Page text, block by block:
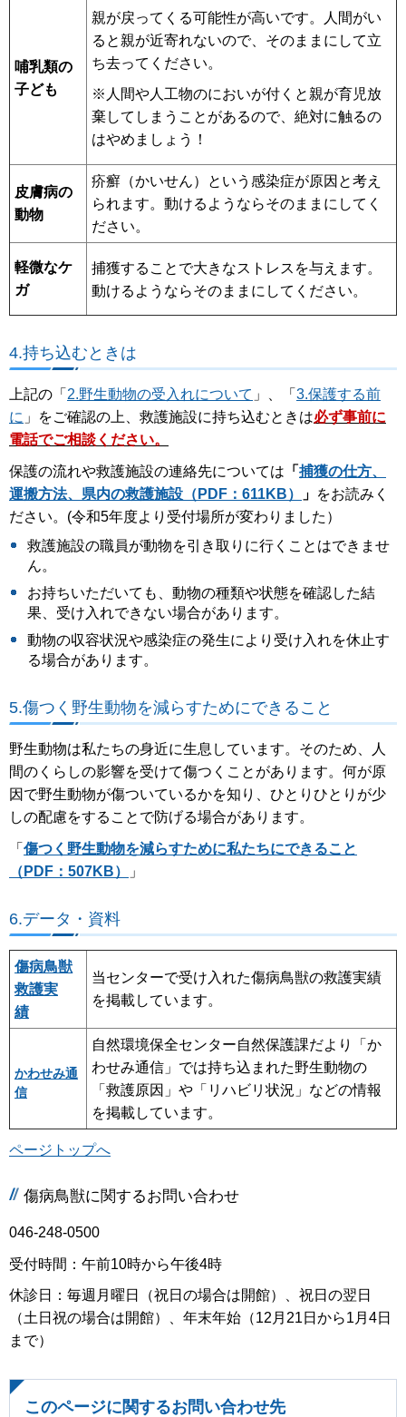
哺乳類の
子ども
親が戻ってくる可能性が高いです。人間がい
ると親が近寄れないので、そのままにして立
ち去ってください。
※人間や人工物のにおいが付くと親が育児放
棄してしまうことがあるので、絶対に触るの
はやめましょう！
皮膚病の
動物
疥癬（かいせん）という感染症が原因と考え
られます。動けるようならそのままにしてく
ださい。
軽微なケ
ガ
捕獲することで大きなストレスを与えます。
動けるようならそのままにしてください。
4.持ち込むときは
上記の「 2.野生動物の受入れについて 」、「 3.保護する前
に 」をご確認の上、救護施設に持ち込むときは必ず事前に
電話でご相談ください。
保護の流れや救護施設の連絡先については 「 捕獲の仕方、
運搬方法、県内の救護施設（PDF：611KB）
」 をお読みく
ださい。(令和5年度より受付場所が変わりました）
救護施設の職員が動物を引き取りに行くことはできませ
ん。
お持ちいただいても、動物の種類や状態を確認した結
果、受け入れできない場合があります。
動物の収容状況や感染症の発生により受け入れを休止す
る場合があります。
5.傷つく野生動物を減らすためにできること
野生動物は私たちの身近に生息しています。そのため、人
間のくらしの影響を受けて傷つくことがあります。何が原
因で野生動物が傷ついているかを知り、ひとりひとりが少
しの配慮をすることで防げる場合があります。
「 傷つく野生動物を減らすために私たちにできること
（PDF：507KB）
」
6.データ・資料
傷病鳥獣
救護実
績
当センターで受け入れた傷病鳥獣の救護実績
を掲載しています。
かわせみ通
信
自然環境保全センター自然保護課だより「か
わせみ通信」では持ち込まれた野生動物の
「救護原因」や「リハビリ状況」などの情報
を掲載しています。
ページトップへ
傷病鳥獣に関するお問い合わせ
046-248-0500
受付時間：午前10時から午後4時
休診日：毎週月曜日（祝日の場合は開館）、祝日の翌日
（土日祝の場合は開館）、年末年始（12月21日から1月4日
まで）
このページに関するお問い合わせ先